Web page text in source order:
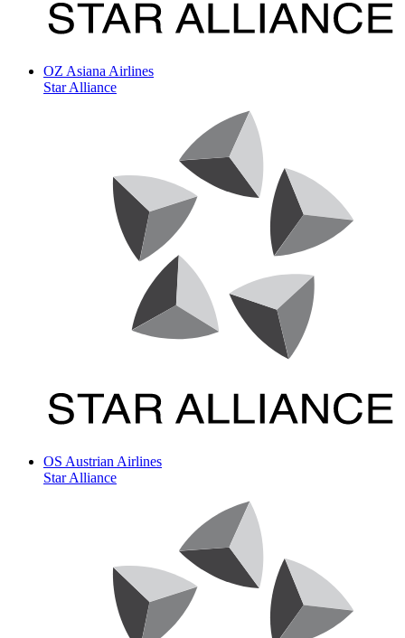
OZ Asiana Airlines
Star Alliance
OS Austrian Airlines
Star Alliance